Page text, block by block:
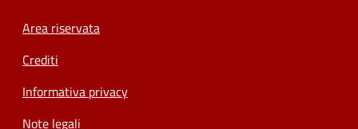
Footer menu
Area riservata
Crediti
Informativa privacy
Note legali